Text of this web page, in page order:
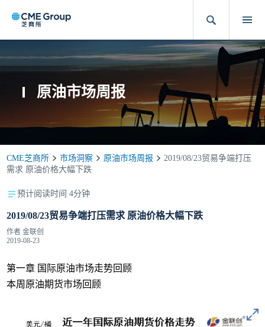
原油市场周报
CME芝商所 市场洞察 原油市场周报
2019/08/23贸易争端打压
需求 原油价格大幅下跌
预计阅读时间 4分钟
2019/08/23贸易争端打压需求 原油价格大幅下跌
作者金联创
2019-08-23
第一章 国际原油市场走势回顾
本周原油期货市场回顾